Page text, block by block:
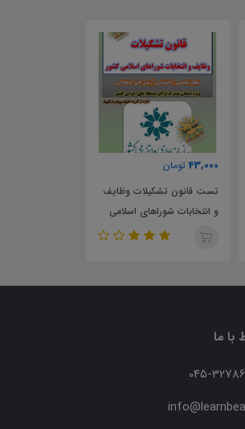
43,000 تومان
تست قانون تشکیلات وظایف
و انتخابات شوراهای اسلامی
کشور
با ما
045-